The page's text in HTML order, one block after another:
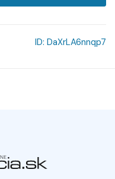
ID: DaXrLA6nnqp7